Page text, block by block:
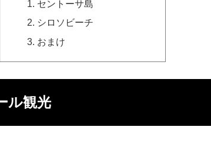
セントーサ島
シロソビーチ
おまけ
ル観光